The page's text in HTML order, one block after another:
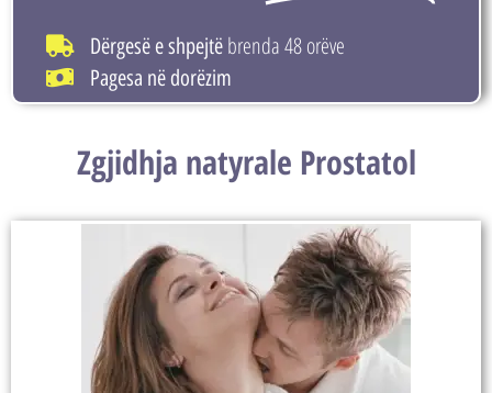
Dërgesë e shpejtë brenda 48 orëve
Pagesa në dorëzim
Zgjidhja natyrale Prostatol